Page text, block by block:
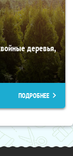
деревья,
ПОДРОБНЕЕ